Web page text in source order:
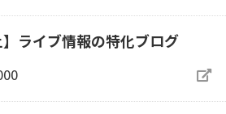
】ライブ情報の特化ブログ